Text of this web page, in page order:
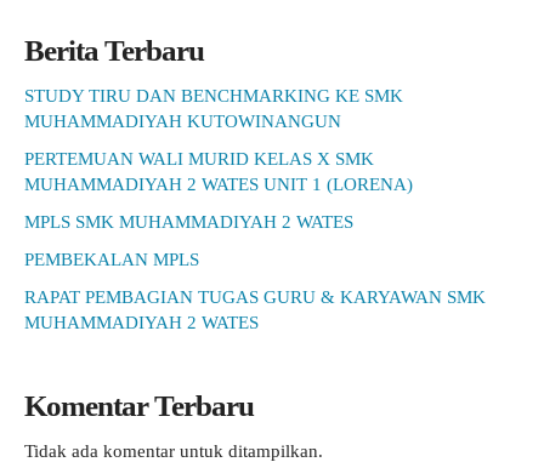
Berita Terbaru
STUDY TIRU DAN BENCHMARKING KE SMK
MUHAMMADIYAH KUTOWINANGUN
PERTEMUAN WALI MURID KELAS X SMK
MUHAMMADIYAH 2 WATES UNIT 1 (LORENA)
MPLS SMK MUHAMMADIYAH 2 WATES
PEMBEKALAN MPLS
RAPAT PEMBAGIAN TUGAS GURU & KARYAWAN SMK
MUHAMMADIYAH 2 WATES
Komentar Terbaru
Tidak ada komentar untuk ditampilkan.